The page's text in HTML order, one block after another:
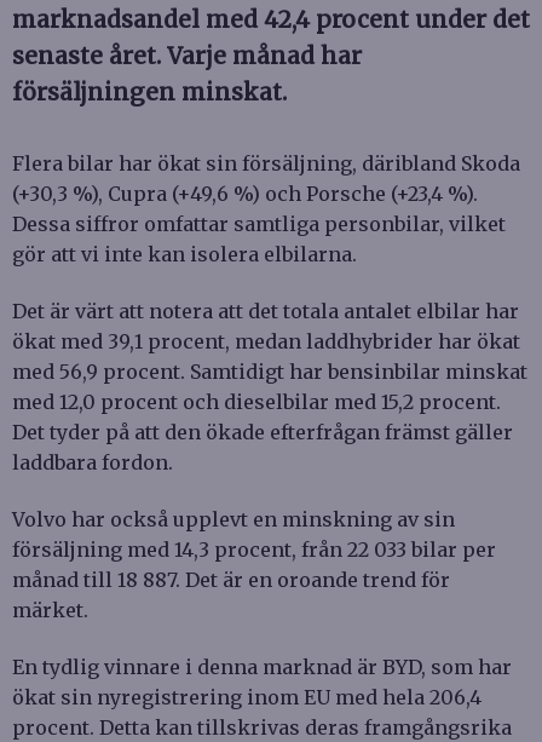
marknadsandel med 42,4 procent under det
senaste året. Varje månad har
försäljningen minskat.
Flera bilar har ökat sin försäljning, däribland Skoda
(+30,3 %), Cupra (+49,6 %) och Porsche (+23,4 %).
Dessa siffror omfattar samtliga personbilar, vilket
gör att vi inte kan isolera elbilarna.
Det är värt att notera att det totala antalet elbilar har
ökat med 39,1 procent, medan laddhybrider har ökat
med 56,9 procent. Samtidigt har bensinbilar minskat
med 12,0 procent och dieselbilar med 15,2 procent.
Det tyder på att den ökade efterfrågan främst gäller
laddbara fordon.
Volvo har också upplevt en minskning av sin
försäljning med 14,3 procent, från 22 033 bilar per
månad till 18 887. Det är en oroande trend för
märket.
En tydlig vinnare i denna marknad är BYD, som har
ökat sin nyregistrering inom EU med hela 206,4
procent. Detta kan tillskrivas deras framgångsrika